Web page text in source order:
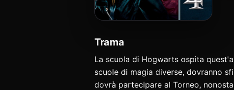
Trama
La scuola di Hogwarts ospita
scuole di magia diverse, dovranno
dovrà partecipare al Torneo,